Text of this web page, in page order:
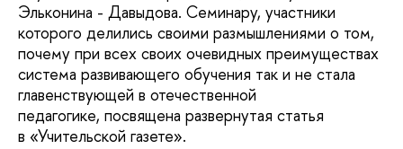
Эльконина - Давыдова. Семинару, участники
которого делились своими размышлениями о том,
почему при всех своих очевидных преимуществах
система развивающего обучения так и не стала
главенствующей в отечественной
педагогике, посвящена развернутая статья
в «Учительской газете».